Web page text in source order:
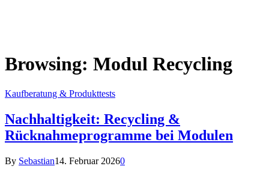
Browsing: Modul Recycling
Kaufberatung & Produkttests
Nachhaltigkeit: Recycling &
Rücknahmeprogramme bei Modulen
By Sebastian14. Februar 20260